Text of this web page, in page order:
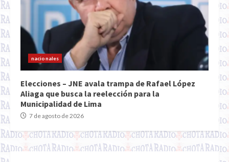
nacionales
Elecciones – JNE avala trampa de Rafael López
Aliaga que busca la reelección para la
Municipalidad de Lima
7 de agosto de 2026